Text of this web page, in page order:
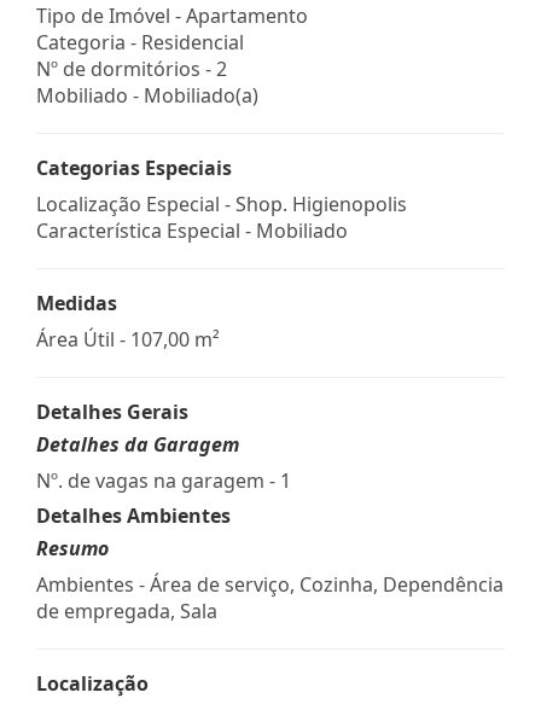
Tipo de Imóvel - Apartamento
Categoria - Residencial
Nº de dormitórios - 2
Mobiliado - Mobiliado(a)
Categorias Especiais
Localização Especial - Shop. Higienopolis
Característica Especial - Mobiliado
Medidas
Área Útil - 107,00 m²
Detalhes Gerais
Detalhes da Garagem
Nº. de vagas na garagem - 1
Detalhes Ambientes
Resumo
Ambientes - Área de serviço, Cozinha, Dependência
de empregada, Sala
Localização